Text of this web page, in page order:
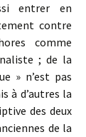
entrer en
contre
comme
; de la
» n’est pas
à d’autres la
des deux
de la